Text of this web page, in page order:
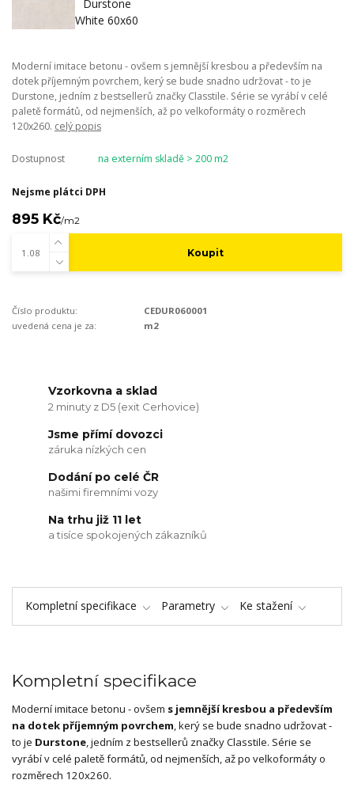
Moderní imitace betonu - ovšem s jemnější kresbou a především na
dotek příjemným povrchem, kerý se bude snadno udržovat - to je
Durstone, jedním z bestsellerů značky Classtile. Série se vyrábí v celé
paletě formátů, od nejmenších, až po velkoformáty o rozměrech
120x260. celý popis
Dostupnost na externím skladě > 200 m2
Nejsme plátci DPH
895 Kč/m2
Koupit
Číslo produktu:
CEDUR060001
uvedená cena je za:
m2
Vzorkovna a sklad
2 minuty z D5 (exit Cerhovice)
Jsme přímí dovozci
záruka nízkých cen
Dodání po celé ČR
našimi firemními vozy
Na trhu již 11 let
a tisíce spokojených zákazníků
Kompletní specifikace Parametry Ke stažení
Kompletní specifikace
Moderní imitace betonu - ovšem s jemnější kresbou a především
na dotek příjemným povrchem, kerý se bude snadno udržovat -
to je Durstone, jedním z bestsellerů značky Classtile. Série se
vyrábí v celé paletě formátů, od nejmenších, až po velkoformáty o
rozměrech 120x260.